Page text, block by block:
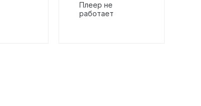
Плеер не
работает